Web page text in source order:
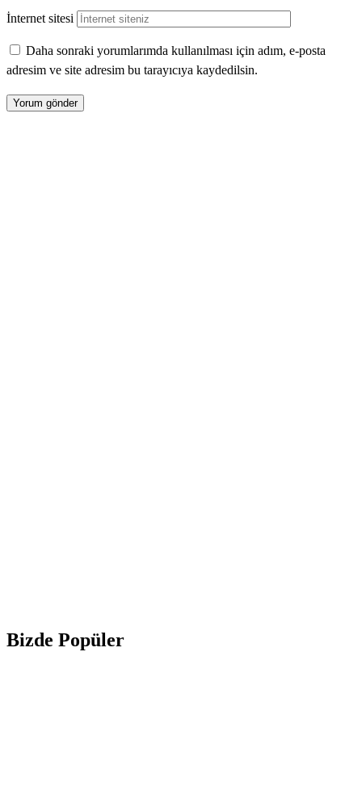
İnternet sitesi
Daha sonraki yorumlarımda kullanılması için adım, e-posta
adresim ve site adresim bu tarayıcıya kaydedilsin.
Bizde Popüler